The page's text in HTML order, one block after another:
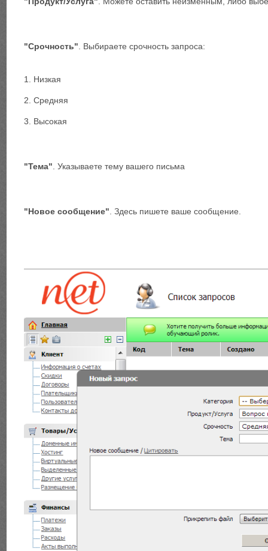
"Срочность" . Выбираете срочность запроса:
1. Низкая
2. Средняя
3. Высокая
"Тема" . Указываете тему вашего письма
"Новое сообщение" . Здесь пишете ваше сообщение.